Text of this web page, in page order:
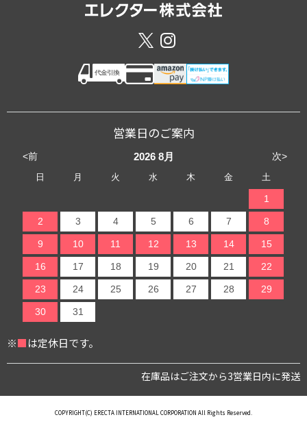
営業日のご案内
<前 次>
2026 8月
日 月 火 水 木 金 土
1
2 3 4 5 6 7 8
9 10 11 12 13 14 15
16 17 18 19 20 21 22
23 24 25 26 27 28 29
30 31
※■は定休日です。
在庫品はご注文から3営業日内に発送
COPYRIGHT(C) ERECTA INTERNATIONAL CORPORATION All Rights Reserved.